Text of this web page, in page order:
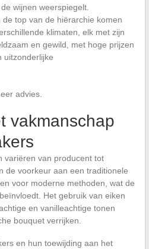
wijnen weerspiegelt.
de top van de hiërarchie komen
klimaten, elk met zijn
en gewild, met hoge prijzen
uitzonderlijke
advies.
vakmanschap
variëren van producent tot
de voorkeur aan een traditionele
voor moderne methoden, wat de
Het gebruik van eiken
en vanilleachtige tonen
bouquet verrijken.
en hun toewijding aan het